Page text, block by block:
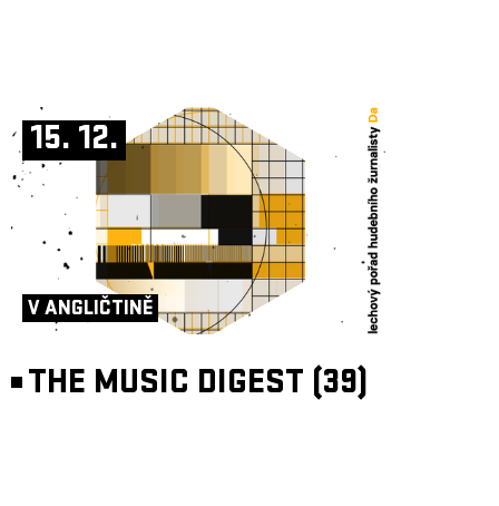
15. 12.
V ANGLIČTINĚ
THE MUSIC DIGEST (39)